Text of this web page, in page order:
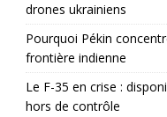
drones ukrainiens
Pourquoi Pékin
frontière indienne
Le F-35 en crise :
hors de contrôle